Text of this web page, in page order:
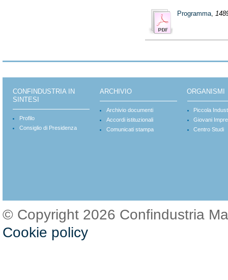
Programma,
CONFINDUSTRIA IN
SINTESI
Profilo
Consiglio di Presidenza
ARCHIVIO
Archivio documenti
Accordi istituzionali
Comunicati stampa
ORGANISMI
Piccola
Giovani
Centro Studi
© Copyright 2026 Confindustria
Cookie policy